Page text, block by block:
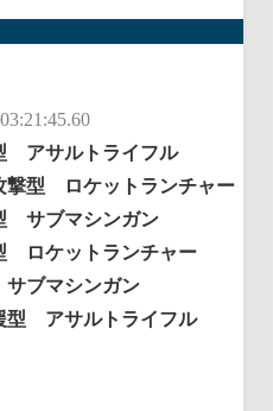
アサルトライフル
型 ロケットランチャー
サブマシンガン
ロケットランチャー
ブマシンガン
アサルトライフル